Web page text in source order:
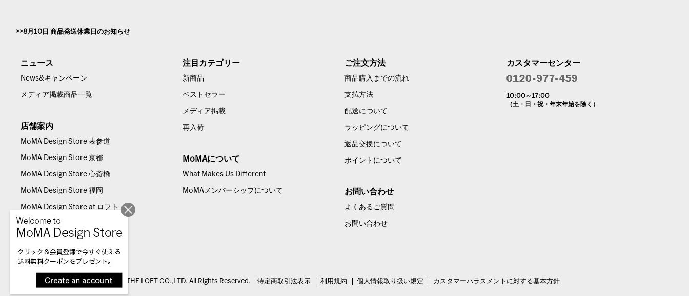
8月10日 商品発送休業日のお知らせ
ニュース
News&キャンペーン
メディア掲載商品一覧
店舗案内
MoMA Design Store 表参道
MoMA Design Store 京都
MoMA Design Store 心斎橋
MoMA Design Store 福岡
MoMA Design Store at ロフト
注目カテゴリー
新商品
ベストセラー
メディア掲載
再入荷
MoMAについて
What Makes Us Different
MoMAメンバーシップについて
ご注文方法
商品購入までの流れ
支払方法
配送について
ラッピングについて
返品交換について
ポイントについて
お問い合わせ
よくあるご質問
お問い合わせ
カスタマーセンター
10:00～17:00
（土・日・祝・年末年始を除く）
© THE LOFT CO.,LTD. All Rights Reserved. 特定商取引法表示 利用規約 個人情報取り扱い規定 カスタマーハラスメントに対する基本方針